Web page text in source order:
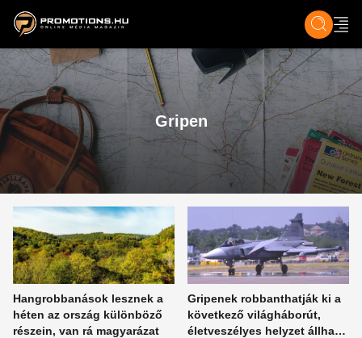
ZENE, FILM & KULT ÉLET TECH &
Gripen
Hangrobbanások lesznek a
héten az ország különböző
részein, van rá magyarázat
Gripenek robbanthatják ki a
következő világháborút,
életveszélyes helyzet állhat